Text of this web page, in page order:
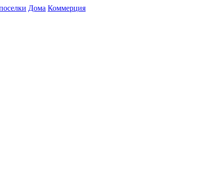
Дома Коммерция